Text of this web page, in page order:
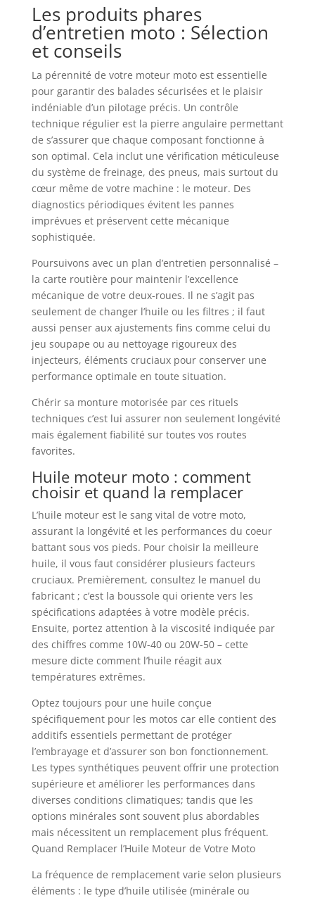
Les produits phares
d’entretien moto : Sélection
et conseils
La pérennité de votre moteur moto est essentielle
pour garantir des balades sécurisées et le plaisir
indéniable d’un pilotage précis. Un contrôle
technique régulier est la pierre angulaire permettant
de s’assurer que chaque composant fonctionne à
son optimal. Cela inclut une vérification méticuleuse
du système de freinage, des pneus, mais surtout du
cœur même de votre machine : le moteur. Des
diagnostics périodiques évitent les pannes
imprévues et préservent cette mécanique
sophistiquée.
Poursuivons avec un plan d’entretien personnalisé –
la carte routière pour maintenir l’excellence
mécanique de votre deux-roues. Il ne s’agit pas
seulement de changer l’huile ou les filtres ; il faut
aussi penser aux ajustements fins comme celui du
jeu soupape ou au nettoyage rigoureux des
injecteurs, éléments cruciaux pour conserver une
performance optimale en toute situation.
Chérir sa monture motorisée par ces rituels
techniques c’est lui assurer non seulement longévité
mais également fiabilité sur toutes vos routes
favorites.
Huile moteur moto : comment
choisir et quand la remplacer
L’huile moteur est le sang vital de votre moto,
assurant la longévité et les performances du coeur
battant sous vos pieds. Pour choisir la meilleure
huile, il vous faut considérer plusieurs facteurs
cruciaux. Premièrement, consultez le manuel du
fabricant ; c’est la boussole qui oriente vers les
spécifications adaptées à votre modèle précis.
Ensuite, portez attention à la viscosité indiquée par
des chiffres comme 10W-40 ou 20W-50 – cette
mesure dicte comment l’huile réagit aux
températures extrêmes.
Optez toujours pour une huile conçue
spécifiquement pour les motos car elle contient des
additifs essentiels permettant de protéger
l’embrayage et d’assurer son bon fonctionnement.
Les types synthétiques peuvent offrir une protection
supérieure et améliorer les performances dans
diverses conditions climatiques; tandis que les
options minérales sont souvent plus abordables
mais nécessitent un remplacement plus fréquent.
Quand Remplacer l’Huile Moteur de Votre Moto
La fréquence de remplacement varie selon plusieurs
éléments : le type d’huile utilisée (minérale ou